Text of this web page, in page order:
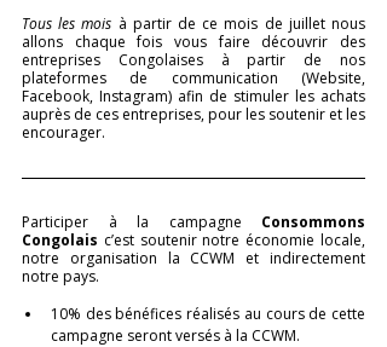
Tous les mois à partir de ce mois de juillet nous
allons chaque fois vous faire découvrir des
entreprises Congolaises à partir de nos
plateformes de communication (Website,
Facebook, Instagram) afin de stimuler les achats
auprès de ces entreprises, pour les soutenir et les
encourager.
Participer à la campagne Consommons
Congolais c’est soutenir notre économie locale,
notre organisation la CCWM et indirectement
notre pays.
10% des bénéfices réalisés au cours de cette
campagne seront versés à la CCWM.